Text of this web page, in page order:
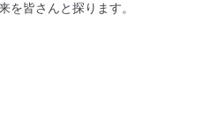
皆さんと探ります。